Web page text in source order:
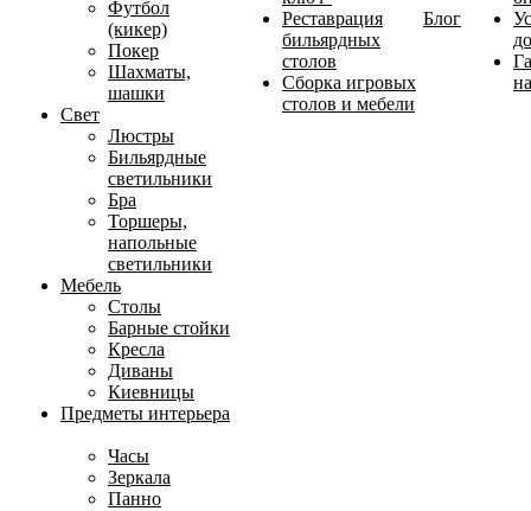
Футбол
(кикер)
Покер
Шахматы,
шашки
Свет
Люстры
Бильярдные
светильники
Бра
Торшеры,
напольные
светильники
Мебель
Столы
Барные стойки
Кресла
Диваны
Киевницы
Предметы интерьера
Часы
Зеркала
Панно
Реставрация
бильярдных
столов
Сборка игровых
столов и мебели
Блог